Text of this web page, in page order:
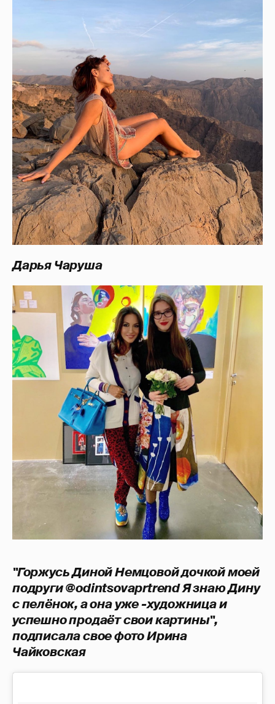
Дарья Чаруша
"Горжусь Диной Немцовой дочкой моей
подруги @odintsovaprtrend Я знаю Дину
с пелёнок, а она уже -художница и
успешно продаёт свои картины",
подписала свое фото Ирина
Чайковская